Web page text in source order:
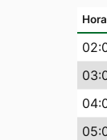
02
03
04
05